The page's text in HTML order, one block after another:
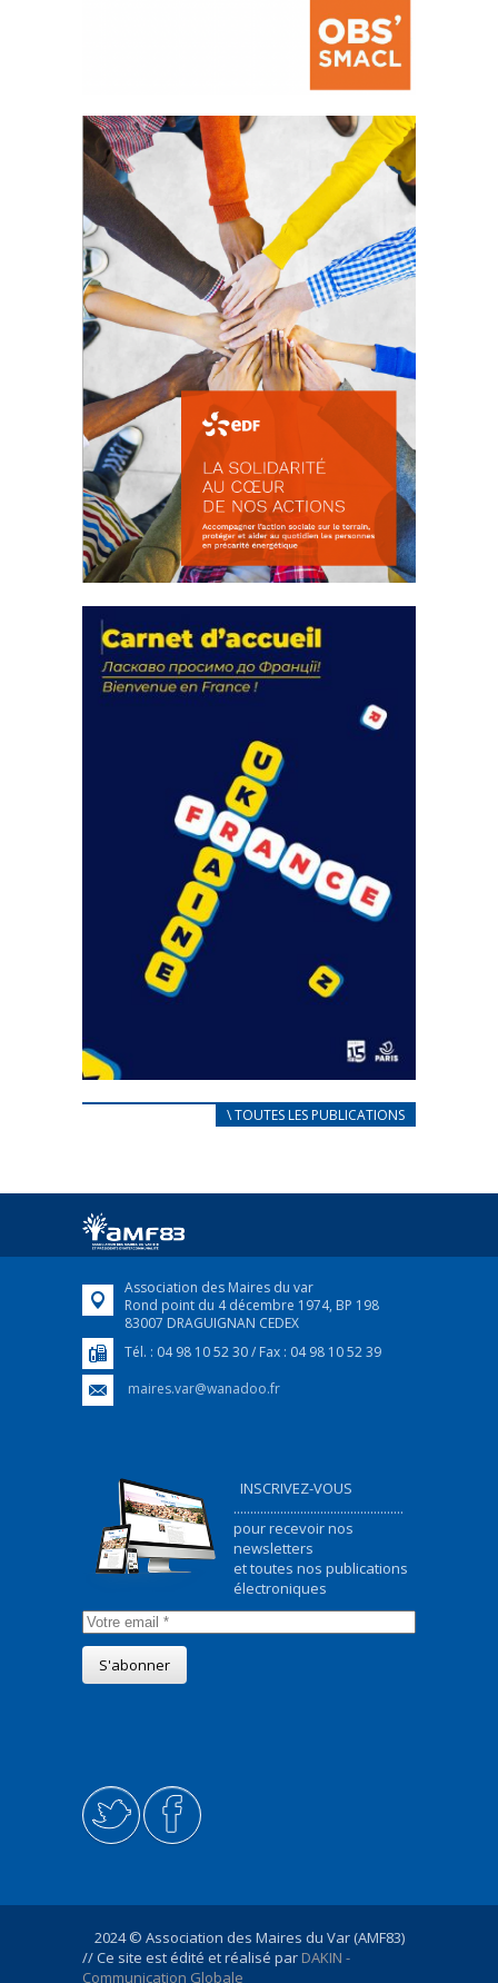
La prévention des conflits
d’intérêts
18 septembre 2023
FEUILLETER
actions
18 septembre 2023
FEUILLETER
CARNET D’ACCUEIL
Afin d’accompagner au mieux les réfugiés
FEUILLETER
\ TOUTES LES PUBLICATIONS
Association des Maires du var
Rond point du 4 décembre 1974, BP 198
83007 DRAGUIGNAN CEDEX
Tél. : 04 98 10 52 30 / Fax : 04 98 10 52 39
maires.var@wanadoo.fr
INSCRIVEZ-VOUS
...................................................
pour recevoir nos
newsletters
et toutes nos publications
électroniques
2024 © Association des Maires du Var (AMF83)
// Ce site est édité et réalisé par DAKIN -
Communication Globale